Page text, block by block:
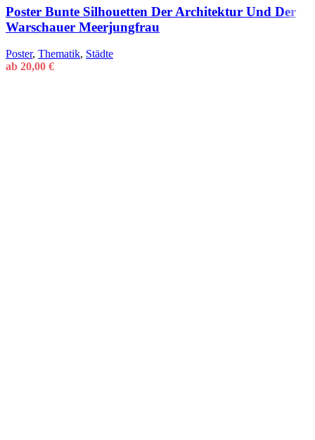
Poster Bunte Silhouetten Der Architektur Und Der
Warschauer Meerjungfrau
Poster, Thematik, Städte
ab 20,00 €